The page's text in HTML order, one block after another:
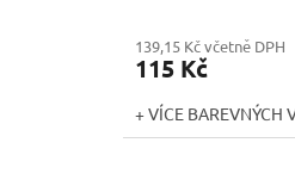
139,15 Kč včetně DPH
115 Kč
+ VÍCE BAREVNÝCH